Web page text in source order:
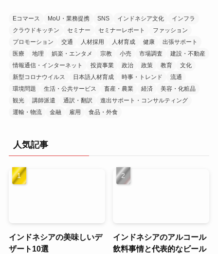
Eコマース MoU・業務提携 SNS インドネシア文化
インフラ
クラウドキッチン
セミナー セミナーレポート
ファッション
プロモーション
交通 人材採用 人材育成 健康
出張サポート
医療
地理 娯楽・エンタメ 宗教 小売 市場調査
建設・不動産
情報通信・インターネット
投資事業 政治 政策 教育
文化
新型コロナウイルス
日本語人材育成 時事・トレンド
流通
環境問題
生活・公共サービス 畜産・農業 経済
美容・化粧品
観光
講師派遣 通訳・翻訳
進出サポート・コンサルティング
運輸・物流
金融 雇用 食品・外食
人気記事
インドネシアの美味しいデ
ザート10選
インドネシアのアルコール
飲料事情と代表的なビール